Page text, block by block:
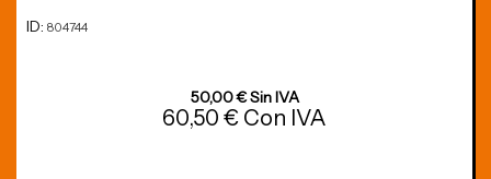
ID: 804744
50,00 € Sin IVA
60,50 € Con IVA